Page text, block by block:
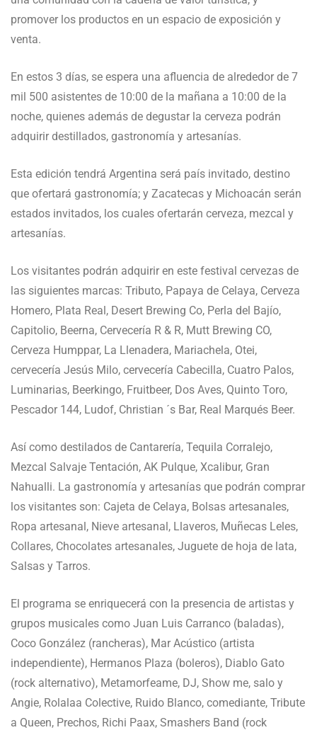
promover los productos en un espacio de exposición y
venta.
En estos 3 días, se espera una afluencia de alrededor de 7
mil 500 asistentes de 10:00 de la mañana a 10:00 de la
noche, quienes además de degustar la cerveza podrán
adquirir destillados, gastronomía y artesanías.
Esta edición tendrá Argentina será país invitado, destino
que ofertará gastronomía; y Zacatecas y Michoacán serán
estados invitados, los cuales ofertarán cerveza, mezcal y
artesanías.
Los visitantes podrán adquirir en este festival cervezas de
las siguientes marcas: Tributo, Papaya de Celaya, Cerveza
Homero, Plata Real, Desert Brewing Co, Perla del Bajío,
Capitolio, Beerna, Cervecería R & R, Mutt Brewing CO,
Cerveza Humppar, La Llenadera, Mariachela, Otei,
cervecería Jesús Milo, cervecería Cabecilla, Cuatro Palos,
Luminarias, Beerkingo, Fruitbeer, Dos Aves, Quinto Toro,
Pescador 144, Ludof, Christian ´s Bar, Real Marqués Beer.
Así como destilados de Cantarería, Tequila Corralejo,
Mezcal Salvaje Tentación, AK Pulque, Xcalibur, Gran
Nahualli. La gastronomía y artesanías que podrán comprar
los visitantes son: Cajeta de Celaya, Bolsas artesanales,
Ropa artesanal, Nieve artesanal, Llaveros, Muñecas Leles,
Collares, Chocolates artesanales, Juguete de hoja de lata,
Salsas y Tarros.
El programa se enriquecerá con la presencia de artistas y
grupos musicales como Juan Luis Carranco (baladas),
Coco González (rancheras), Mar Acústico (artista
independiente), Hermanos Plaza (boleros), Diablo Gato
(rock alternativo), Metamorfeame, DJ, Show me, salo y
Angie, Rolalaa Colective, Ruido Blanco, comediante, Tribute
a Queen, Prechos, Richi Paax, Smashers Band (rock